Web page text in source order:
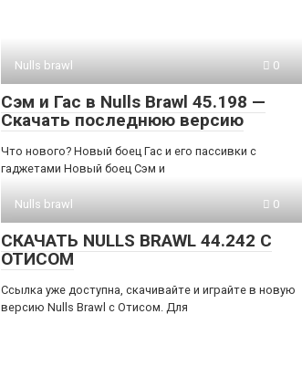
Nulls brawl 0
Сэм и Гас в Nulls Brawl 45.198 —
Скачать последнюю версию
Что нового? Новый боец Гас и его пассивки с
гаджетами Новый боец Сэм и
Nulls brawl 0
СКАЧАТЬ NULLS BRAWL 44.242 С
ОТИСОМ
Ссылка уже доступна, скачивайте и играйте в новую
версию Nulls Brawl с Отисом. Для